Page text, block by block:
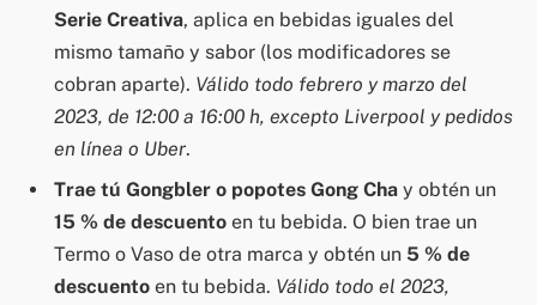
Serie Creativa, aplica en bebidas iguales del
mismo tamaño y sabor (los modificadores se
cobran aparte). Válido todo febrero y marzo del
2023, de 12:00 a 16:00 h, excepto Liverpool y pedidos
en línea o Uber.
Trae tú Gongbler o popotes Gong Cha y obtén un
15 % de descuento en tu bebida. O bien trae un
Termo o Vaso de otra marca y obtén un 5 % de
descuento en tu bebida. Válido todo el 2023,